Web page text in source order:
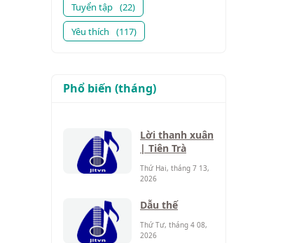
Tuyển tập (22)
Yêu thích
(117)
Phổ biến (tháng)
Lời thanh xuân
| Tiên Trà
Thứ Hai, tháng 7 13,
2026
Dẫu thế
Thứ Tư, tháng 4 08,
2026